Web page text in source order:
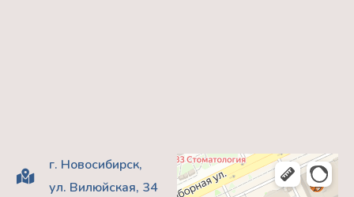
г. Новосибирск,
ул. Вилюйская, 34